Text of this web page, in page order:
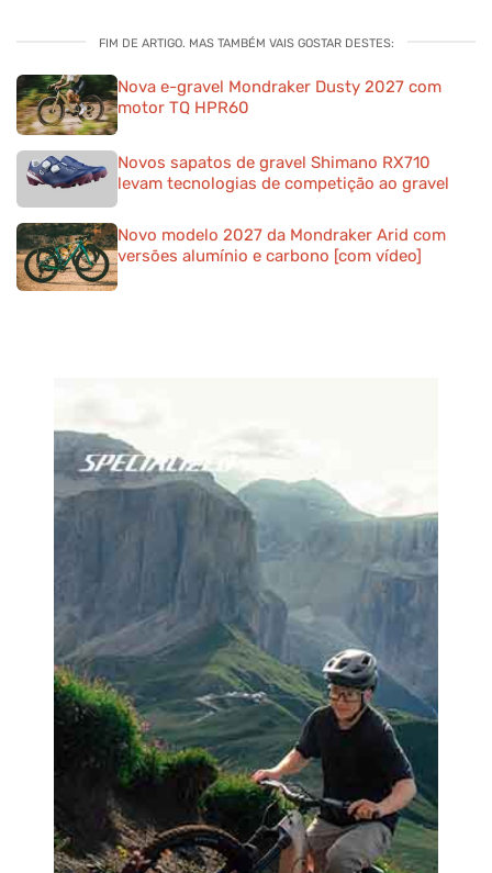
FIM DE ARTIGO. MAS TAMBÉM VAIS GOSTAR DESTES:
Nova e-gravel Mondraker Dusty 2027 com
motor TQ HPR60
Novos sapatos de gravel Shimano RX710
levam tecnologias de competição ao gravel
Novo modelo 2027 da Mondraker Arid com
versões alumínio e carbono [com vídeo]